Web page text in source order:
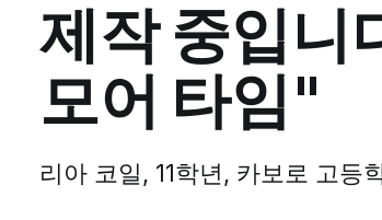
제작 중입니
모어 타임"
리아 코일, 11학년, 카보로 고등